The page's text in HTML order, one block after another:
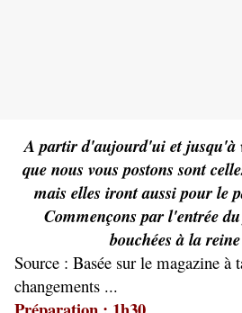
A partir d'aujourd'ui et jusqu'à
que nous vous postons sont
mais elles iront aussi pour le
Commençons par l'entrée
bouchées à la
Source : Basée sur le magazine à
changements ...